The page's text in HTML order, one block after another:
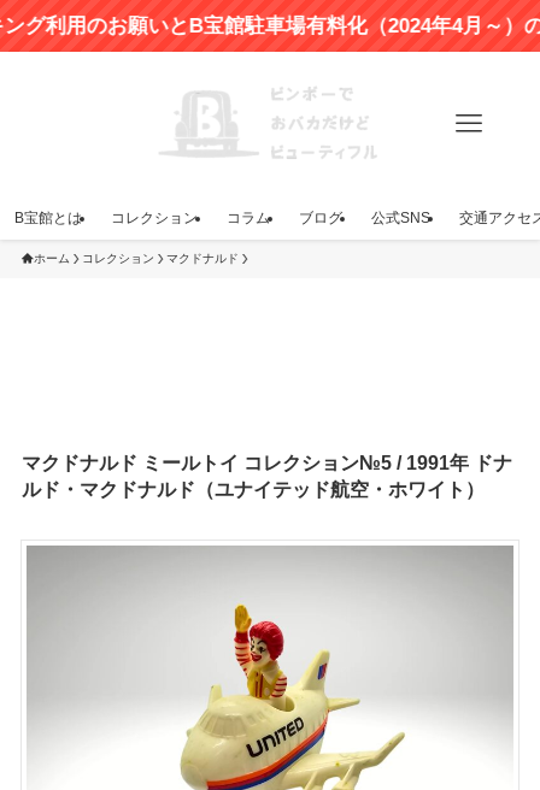
用のお願いとB宝館駐車場有料化（2024年4月～）のお
B宝館とは コレクション コラム ブログ 公式SNS 交通アクセ
ホーム コレクション マクドナルド
マクドナルド ミールトイ コレクション№5 / 1991年 ドナ
ルド・マクドナルド（ユナイテッド航空・ホワイト）